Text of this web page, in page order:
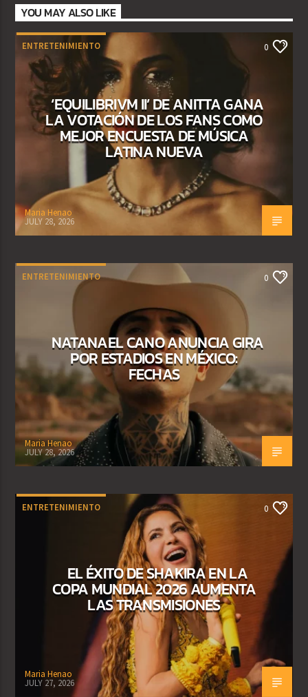
YOU MAY ALSO LIKE
ENTRETENIMIENTO 0
‘EQUILIBRIVM II’ DE ANITTA GANA
LA VOTACIÓN DE LOS FANS COMO
MEJOR ENCUESTA DE MÚSICA
LATINA NUEVA
Maria Henao
JULY 28, 2026
ENTRETENIMIENTO 0
NATANAEL CANO ANUNCIA GIRA
POR ESTADIOS EN MÉXICO:
FECHAS
Maria Henao
JULY 28, 2026
ENTRETENIMIENTO 0
EL ÉXITO DE SHAKIRA EN LA
COPA MUNDIAL 2026 AUMENTA
LAS TRANSMISIONES
Maria Henao
JULY 27, 2026